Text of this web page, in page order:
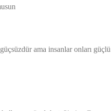
ama insanlar onları